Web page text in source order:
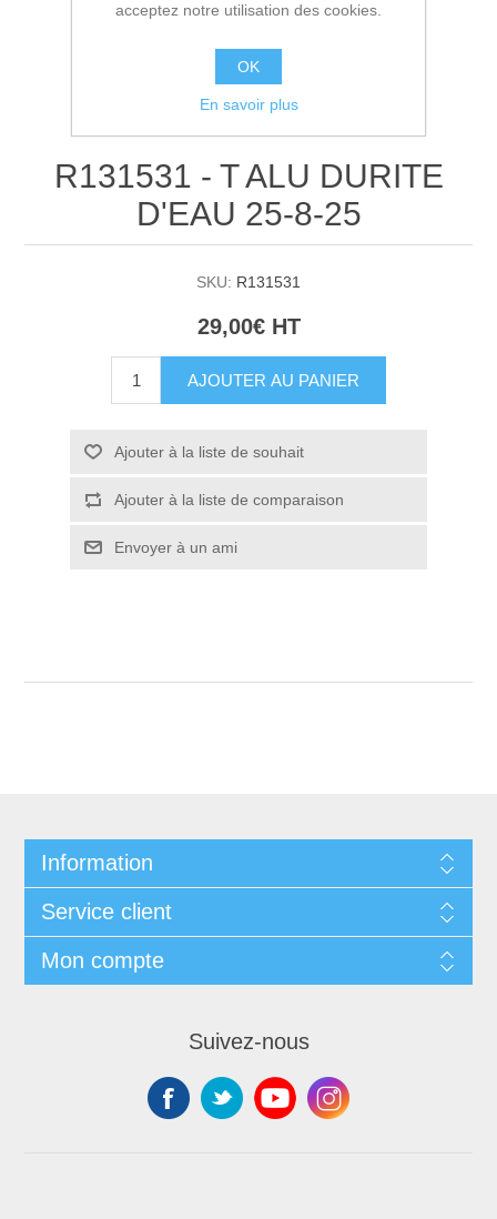
R131531 - T ALU DURITE
D'EAU 25-8-25
SKU: R131531
29,00€ HT
AJOUTER AU PANIER
Ajouter à la liste de souhait
Ajouter à la liste de comparaison
Envoyer à un ami
Information
Service client
Mon compte
Suivez-nous
acceptez notre utilisation des cookies.
OK
En savoir plus